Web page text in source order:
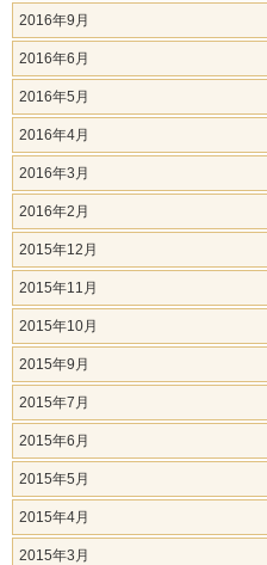
2016年9月
2016年6月
2016年5月
2016年4月
2016年3月
2016年2月
2015年12月
2015年11月
2015年10月
2015年9月
2015年7月
2015年6月
2015年5月
2015年4月
2015年3月